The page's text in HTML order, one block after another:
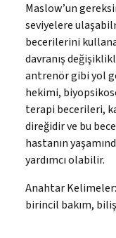
Maslow’un
seviyelere
becerilerini
davranış
antrenör gibi yol
hekimi,
terapi becerileri,
direğidir ve bu
hastanın
yardımcı olabilir.
Anahtar Kelimeler:
birincil bakım,